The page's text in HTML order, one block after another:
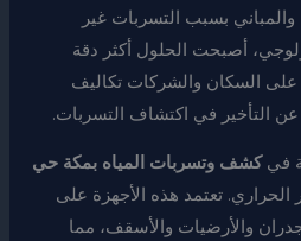
بسبب التسربات غير
أصبحت الحلول أكثر دقة
على السكان والشركات تكاليف
عن التأخير في اكتشاف التسربات.
فيكشف وتسربات المياه بمكة حي
تعتمد هذه الأجهزة على
والأرضيات والأسقف، مما